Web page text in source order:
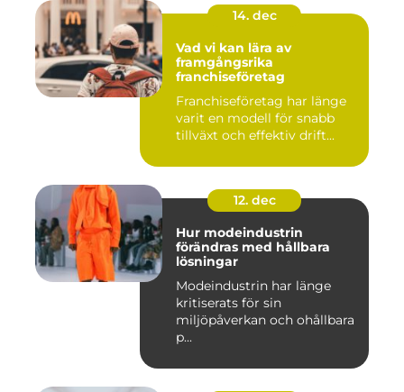
14. dec
Vad vi kan lära av
framgångsrika
franchiseföretag
Franchiseföretag har länge
varit en modell för snabb
tillväxt och effektiv drift...
12. dec
Hur modeindustrin
förändras med hållbara
lösningar
Modeindustrin har länge
kritiserats för sin
miljöpåverkan och ohållbara
p...